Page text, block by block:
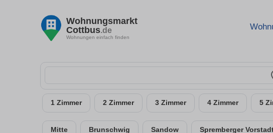
Wohnungsmarkt
Cottbus.de
Wohnungen einfach finden
1 Zimmer 2 Zimmer 3 Zimmer 4 Zimmer 5
Mitte Brunschwig Sandow Spremberger